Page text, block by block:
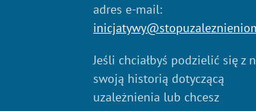
adres e-mail:
Jeśli chciałbyś podzielić się z
swoją historią dotyczącą
uzależnienia lub chcesz